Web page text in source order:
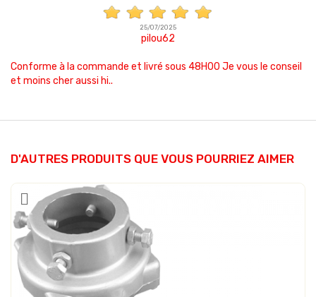
25/07/2025
pilou62
Conforme à la commande et livré sous 48H00 Je vous le conseil
et moins cher aussi hi..
D'AUTRES PRODUITS QUE VOUS POURRIEZ AIMER